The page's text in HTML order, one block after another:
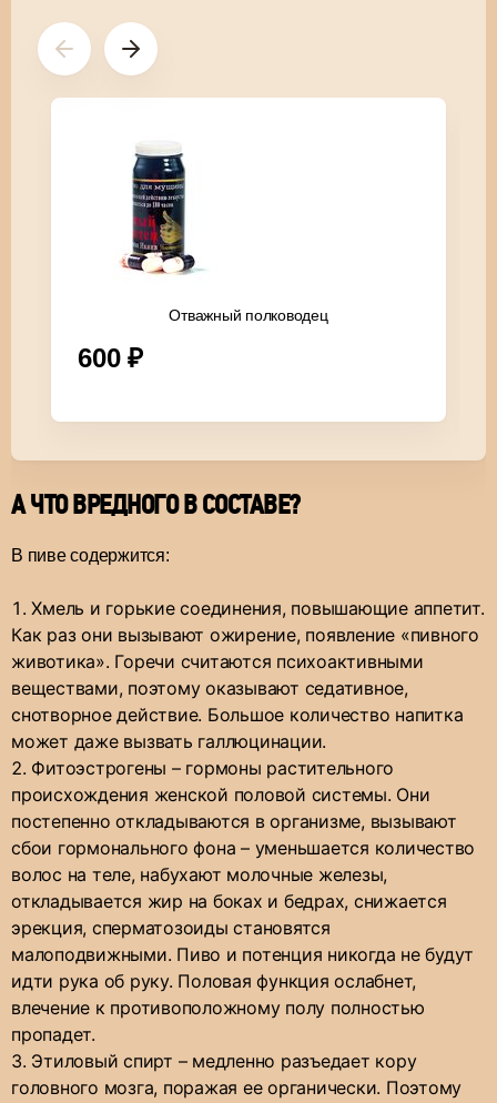
Отважный полководец
600 ₽
А ЧТО ВРЕДНОГО В СОСТАВЕ?
В пиве содержится:
Хмель и горькие соединения, повышающие аппетит.
Как раз они вызывают ожирение, появление «пивного
животика». Горечи считаются психоактивными
веществами, поэтому оказывают седативное,
снотворное действие. Большое количество напитка
может даже вызвать галлюцинации.
Фитоэстрогены – гормоны растительного
происхождения женской половой системы. Они
постепенно откладываются в организме, вызывают
сбои гормонального фона – уменьшается количество
волос на теле, набухают молочные железы,
откладывается жир на боках и бедрах, снижается
эрекция, сперматозоиды становятся
малоподвижными. Пиво и потенция никогда не будут
идти рука об руку. Половая функция ослабнет,
влечение к противоположному полу полностью
пропадет.
Этиловый спирт – медленно разъедает кору
головного мозга, поражая ее органически. Поэтому